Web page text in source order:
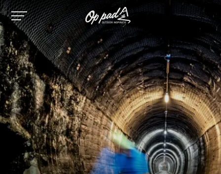
Image
Image
Image
Image